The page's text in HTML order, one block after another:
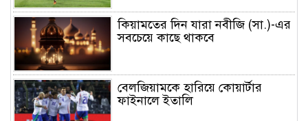
কিয়ামতের দিন যারা নবীজি (সা.)-এর
সবচেয়ে কাছে থাকবে
বেলজিয়ামকে হারিয়ে কোয়ার্টার
ফাইনালে ইতালি